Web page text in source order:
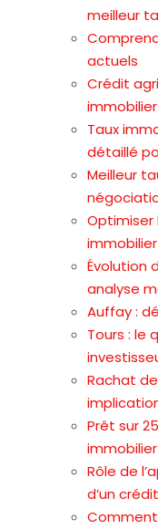
meilleur
actuels
Crédit
Taux
détaillé
Meilleur
Optimiser
immobilier
Évolution
analyse
Auffay :
Tours : le
Rachat
Prêt sur
Rôle de
d’un